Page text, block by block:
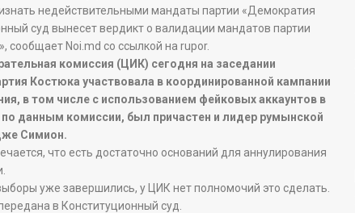
недействительными мандаты партии «Демократия
суд вынесет вердикт о валидации мандатов партии
сообщает Noi.md со ссылкой на rupor.
комиссия (ЦИК) сегодня на заседании
Костюка участвовала в координированной кампании
в том числе с использованием фейковых аккаунтов в
данным комиссии, был причастен и лидер румынской
Симион.
что есть достаточно оснований для аннулирования
уже завершились, у ЦИК нет полномочий это сделать.
в Конституционный суд.